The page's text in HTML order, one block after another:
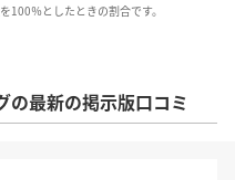
100％としたときの割合です。
の最新の掲示版口コミ